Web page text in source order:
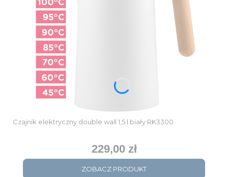
Czajnik elektryczny double wall 1,5 l biały RK3300
Cena
229,00 zł
ZOBACZ PRODUKT